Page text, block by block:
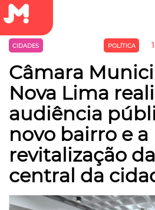
CIDADES POLÍTICA
Câmara
Nova Lima
audiência
novo bairro e a
revitalização
central da